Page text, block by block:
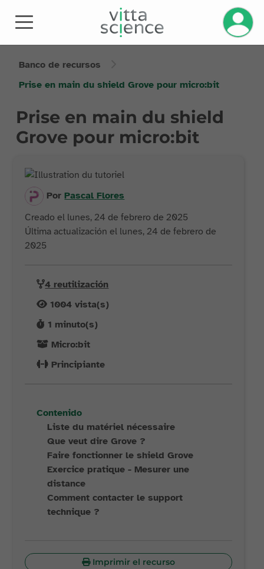
Banco de recursos
Prise en main du shield Grove pour micro:bit
Prise en main du shield
Grove pour micro:bit
PorPascal Flores
Creado el lunes, 24 de febrero de 2025
Última actualización el lunes, 24 de febrero de
2025
4 reutilización
1004 vista(s)
1 minuto(s)
Micro:bit
Principiante
Contenido
Liste du matériel nécessaire
Que veut dire Grove ?
Faire fonctionner le shield Grove
Exercice pratique - Mesurer une
distance
Comment contacter le support
technique ?
Imprimir el recurso